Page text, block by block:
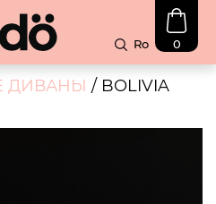
Ro 0
ДИВАНЫ / BOLIVIA